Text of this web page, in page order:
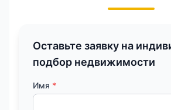
Оставьте заявку на
подбор недвижимости
Имя *